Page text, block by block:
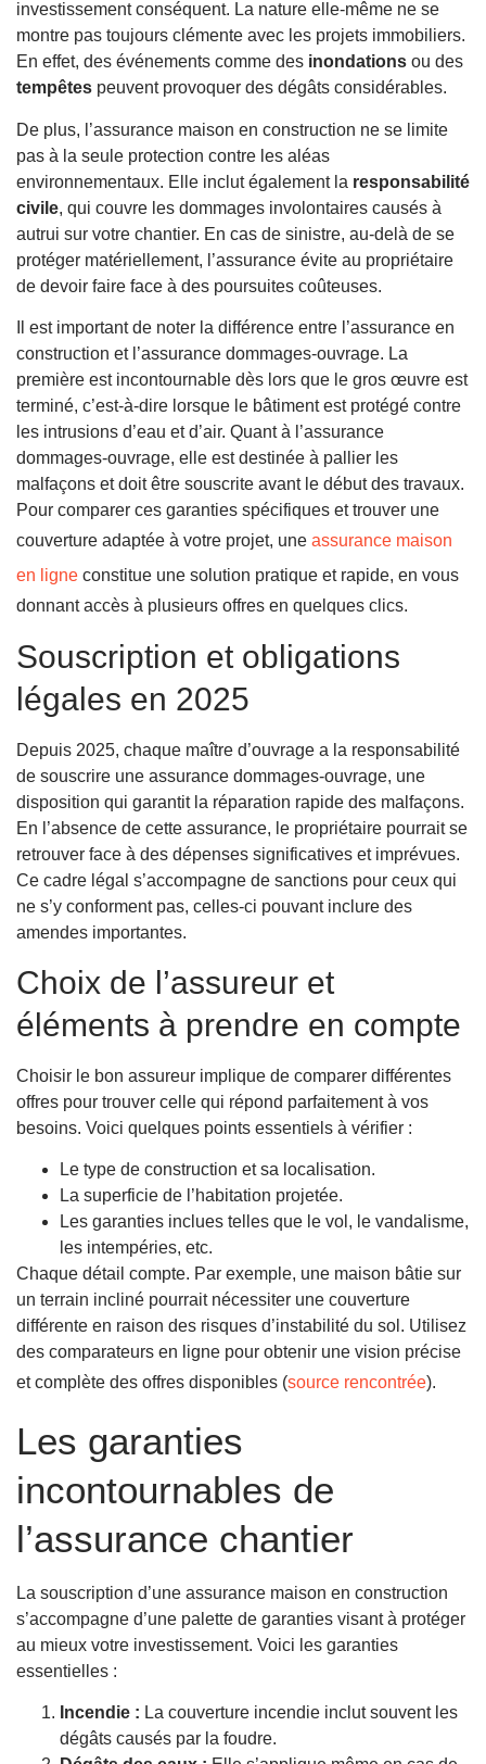
investissement conséquent. La nature elle-même ne se
montre pas toujours clémente avec les projets immobiliers.
En effet, des événements comme des inondations ou des
tempêtes peuvent provoquer des dégâts considérables.
De plus, l’assurance maison en construction ne se limite
pas à la seule protection contre les aléas
environnementaux. Elle inclut également la responsabilité
civile, qui couvre les dommages involontaires causés à
autrui sur votre chantier. En cas de sinistre, au-delà de se
protéger matériellement, l’assurance évite au propriétaire
de devoir faire face à des poursuites coûteuses.
Il est important de noter la différence entre l’assurance en
construction et l’assurance dommages-ouvrage. La
première est incontournable dès lors que le gros œuvre est
terminé, c’est-à-dire lorsque le bâtiment est protégé contre
les intrusions d’eau et d’air. Quant à l’assurance
dommages-ouvrage, elle est destinée à pallier les
malfaçons et doit être souscrite avant le début des travaux.
Pour comparer ces garanties spécifiques et trouver une
couverture adaptée à votre projet, une assurance maison
en ligne constitue une solution pratique et rapide, en vous
donnant accès à plusieurs offres en quelques clics.
Souscription et obligations
légales en 2025
Depuis 2025, chaque maître d’ouvrage a la responsabilité
de souscrire une assurance dommages-ouvrage, une
disposition qui garantit la réparation rapide des malfaçons.
En l’absence de cette assurance, le propriétaire pourrait se
retrouver face à des dépenses significatives et imprévues.
Ce cadre légal s’accompagne de sanctions pour ceux qui
ne s’y conforment pas, celles-ci pouvant inclure des
amendes importantes.
Choix de l’assureur et
éléments à prendre en compte
Choisir le bon assureur implique de comparer différentes
offres pour trouver celle qui répond parfaitement à vos
besoins. Voici quelques points essentiels à vérifier :
Le type de construction et sa localisation.
La superficie de l’habitation projetée.
Les garanties inclues telles que le vol, le vandalisme,
les intempéries, etc.
Chaque détail compte. Par exemple, une maison bâtie sur
un terrain incliné pourrait nécessiter une couverture
différente en raison des risques d’instabilité du sol. Utilisez
des comparateurs en ligne pour obtenir une vision précise
et complète des offres disponibles (source rencontrée).
Les garanties
incontournables de
l’assurance chantier
La souscription d’une assurance maison en construction
s’accompagne d’une palette de garanties visant à protéger
au mieux votre investissement. Voici les garanties
essentielles :
Incendie : La couverture incendie inclut souvent les
dégâts causés par la foudre.